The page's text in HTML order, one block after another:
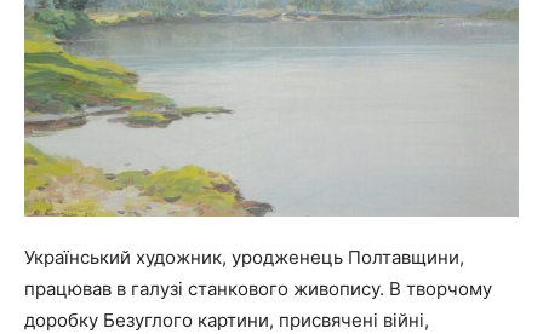
Український художник, уродженець Полтавщини,
працював в галузі станкового живопису. В творчому
доробку Безуглого картини, присвячені війні,